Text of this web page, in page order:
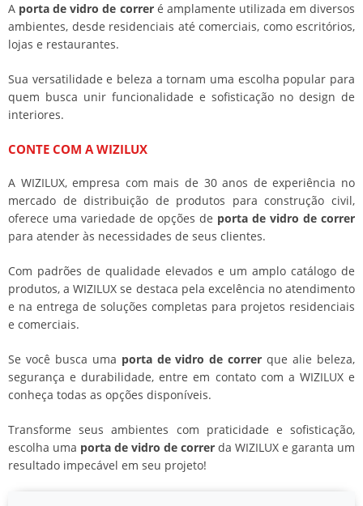
A porta de vidro de correré amplamente utilizada em diversos
ambientes, desde residenciais até comerciais, como escritórios,
lojas e restaurantes.
Sua versatilidade e beleza a tornam uma escolha popular para
quem busca unir funcionalidade e sofisticação no design de
interiores.
CONTE COM A WIZILUX
A WIZILUX, empresa com mais de 30 anos de experiência no
mercado de distribuição de produtos para construção civil,
oferece uma variedade de opções de porta de vidro de correr
para atender às necessidades de seus clientes.
Com padrões de qualidade elevados e um amplo catálogo de
produtos, a WIZILUX se destaca pela excelência no atendimento
e na entrega de soluções completas para projetos residenciais
e comerciais.
Se você busca uma porta de vidro de correr que alie beleza,
segurança e durabilidade, entre em contato com a WIZILUX e
conheça todas as opções disponíveis.
Transforme seus ambientes com praticidade e sofisticação,
escolha uma porta de vidro de correr da WIZILUX e garanta um
resultado impecável em seu projeto!